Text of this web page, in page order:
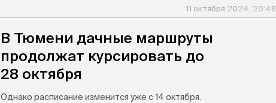
11 октября 2024, 20:48
В Тюмени дачные маршруты
продолжат курсировать до
28 октября
Однако расписание изменится уже с 14 октября.